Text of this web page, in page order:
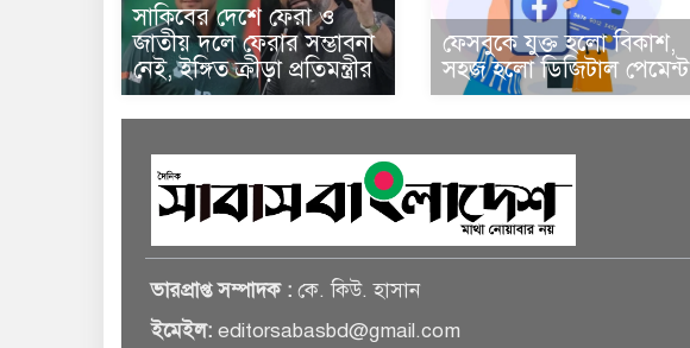
সাকিবের দেশে ফেরা ও
জাতীয় দলে ফেরার সম্ভাবনা
নেই, ইঙ্গিত ক্রীড়া প্রতিমন্ত্রীর
ফেসবুকে যুক্ত হলো বিকাশ,
সহজ হলো ডিজিটাল পেমেন্ট
ভারপ্রাপ্ত সম্পাদক : কে. কিউ. হাসান
ইমেইল: editorsabasbd@gmail.com